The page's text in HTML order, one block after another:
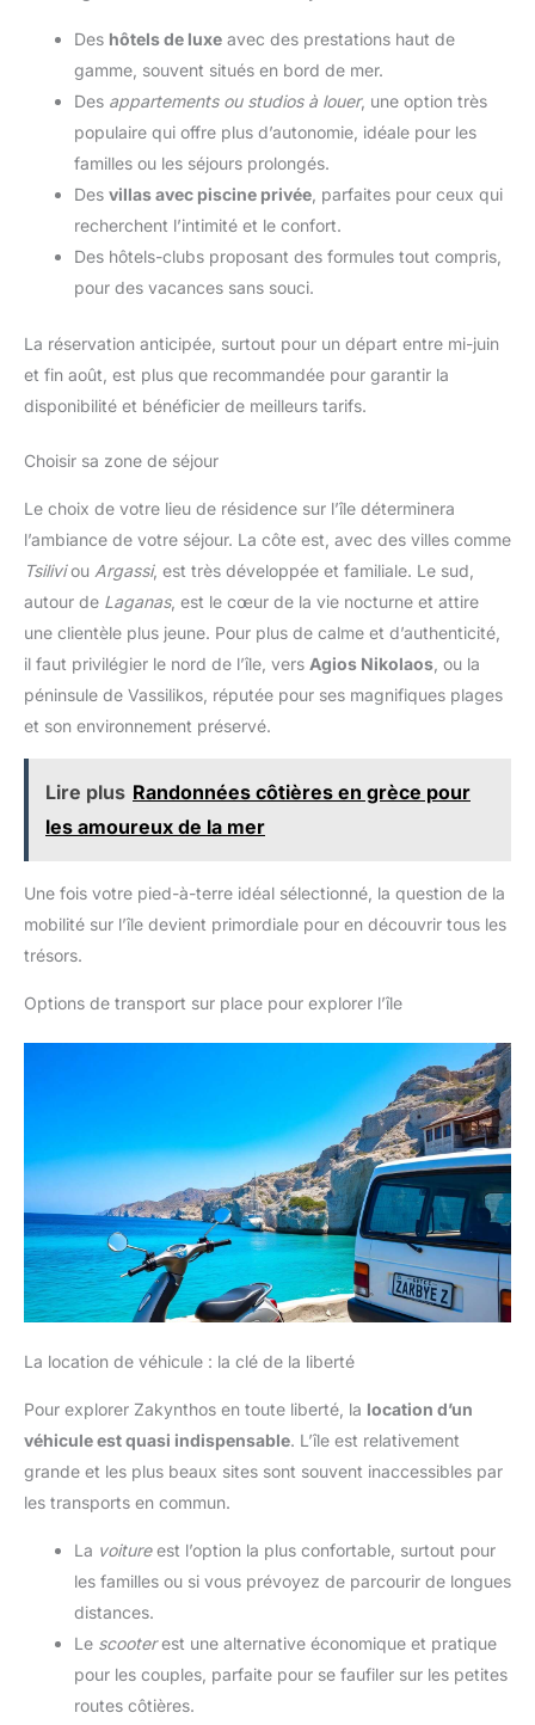
Des hôtels de luxe avec des prestations haut de
gamme, souvent situés en bord de mer.
Des appartements ou studios à louer, une option très
populaire qui offre plus d’autonomie, idéale pour les
familles ou les séjours prolongés.
Des villas avec piscine privée, parfaites pour ceux qui
recherchent l’intimité et le confort.
Des hôtels-clubs proposant des formules tout compris,
pour des vacances sans souci.
La réservation anticipée, surtout pour un départ entre mi-juin
et fin août, est plus que recommandée pour garantir la
disponibilité et bénéficier de meilleurs tarifs.
Choisir sa zone de séjour
Le choix de votre lieu de résidence sur l’île déterminera
l’ambiance de votre séjour. La côte est, avec des villes comme
Tsiliviou Argassi, est très développée et familiale. Le sud,
autour de Laganas, est le cœur de la vie nocturne et attire
une clientèle plus jeune. Pour plus de calme et d’authenticité,
il faut privilégier le nord de l’île, vers Agios Nikolaos, ou la
péninsule de Vassilikos, réputée pour ses magnifiques plages
et son environnement préservé.
Lire plus Randonnées côtières en grèce pour
les amoureux de la mer
Une fois votre pied-à-terre idéal sélectionné, la question de la
mobilité sur l’île devient primordiale pour en découvrir tous les
trésors.
Options de transport sur place pour explorer l’île
La location de véhicule : la clé de la liberté
Pour explorer Zakynthos en toute liberté, la location d’un
véhicule est quasi indispensable. L’île est relativement
grande et les plus beaux sites sont souvent inaccessibles par
les transports en commun.
La voitureest l’option la plus confortable, surtout pour
les familles ou si vous prévoyez de parcourir de longues
distances.
Le scooterest une alternative économique et pratique
pour les couples, parfaite pour se faufiler sur les petites
routes côtières.